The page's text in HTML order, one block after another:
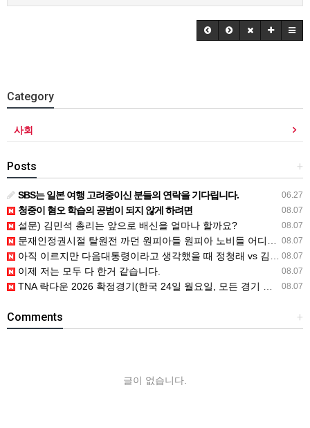
Category
사회
+
Posts
06.27
SBS는 일본 여행 고려중이신 분들의 연락을 기다립니다.
08.07
청중이 혐오 학습의 공범이 되지 않게 하려면
08.07
설문) 김민석 총리는 앞으로 배신을 얼마나 할까요?
08.07
문재인정권시절 탈원전 까던 원피아들 원피아 노비들 어디감?
08.07
아직 이르지만 다음대통령이라고 생각했을 때 정청래 vs 김민석
08.07
이제 저는 모두 다 한거 같습니다.
08.07
TNA 락다운 2026 확정경기(한국 24일 월요일, 모든 경기 철창 매
+
Comments
글이 없습니다.